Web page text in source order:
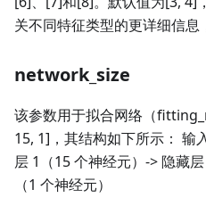
关不同特征类型的更详细信息
network_size
该参数用于拟合网络（
15, 1]，其结构如下所示： 输
层 1（15 个神经元）-> 隐藏
（1 个神经元）